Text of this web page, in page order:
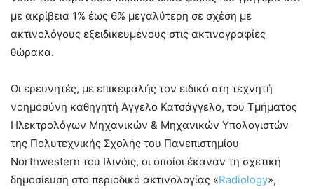
με ακρίβεια 1% έως 6% μεγαλύτερη σε σχέση με
ακτινολόγους εξειδικευμένους στις ακτινογραφίες
θώρακα.
Οι ερευνητές, με επικεφαλής τον ειδικό στη τεχνητή
νοημοσύνη καθηγητή Άγγελο Κατσάγγελο, του Τμήματος
Ηλεκτρολόγων Μηχανικών & Μηχανικών Υπολογιστών
της Πολυτεχνικής Σχολής του Πανεπιστημίου
Northwestern του Ιλινόις, οι οποίοι έκαναν τη σχετική
δημοσίευση στο περιοδικό ακτινολογίας «Radiology»,